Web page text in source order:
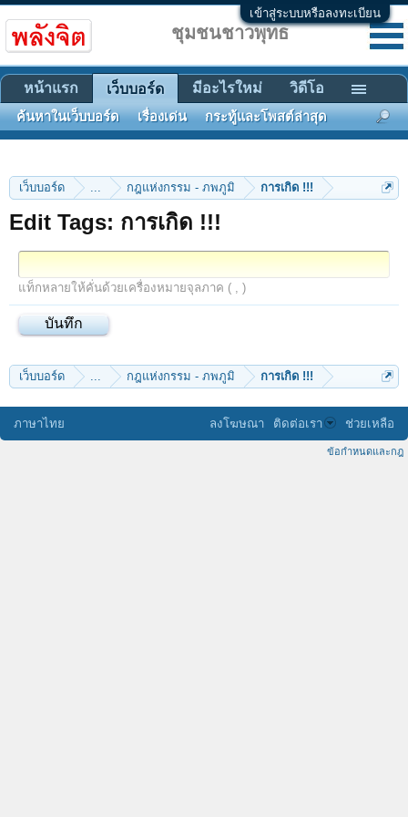
เข้าสู่ระบบหรือลงทะเบียน
เว็บบอร์ด ... กฎแห่งกรรม - ภพภูมิ การเกิด !!!
Edit Tags: การเกิด !!!
แท็กหลายให้คั่นด้วยเครื่องหมายจุลภาค ( , )
เว็บบอร์ด ... กฎแห่งกรรม - ภพภูมิ การเกิด !!!
ชุมชนชาวพุทธ
หน้าแรก เว็บบอร์ด
ค้นหาในเว็บบอร์ด เรื่องเด่น กระทู้และโพสต์ล่าสุด
มีอะไรใหม่ วิดีโอ
ภาษาไทย ลงโฆษณา ติดต่อเรา ช่วยเหลือ
ข้อกำหนดและกฎ